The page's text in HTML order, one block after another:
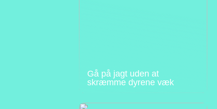
Gå på jagt uden at
skræmme dyrene væk